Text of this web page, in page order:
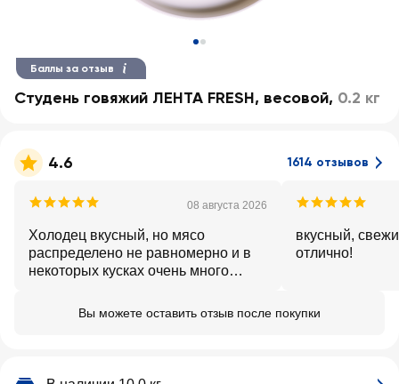
Баллы за отзыв
Студень говяжий ЛЕНТА FRESH, весовой, 0.2 кг
4.6 1614 отзывов
08 августа 2026
Холодец вкусный, но мясо
распределено не равномерно и в
некоторых кусках очень много
более 1000 за кг
вкусный,
отлично!
Вы можете оставить отзыв после покупки